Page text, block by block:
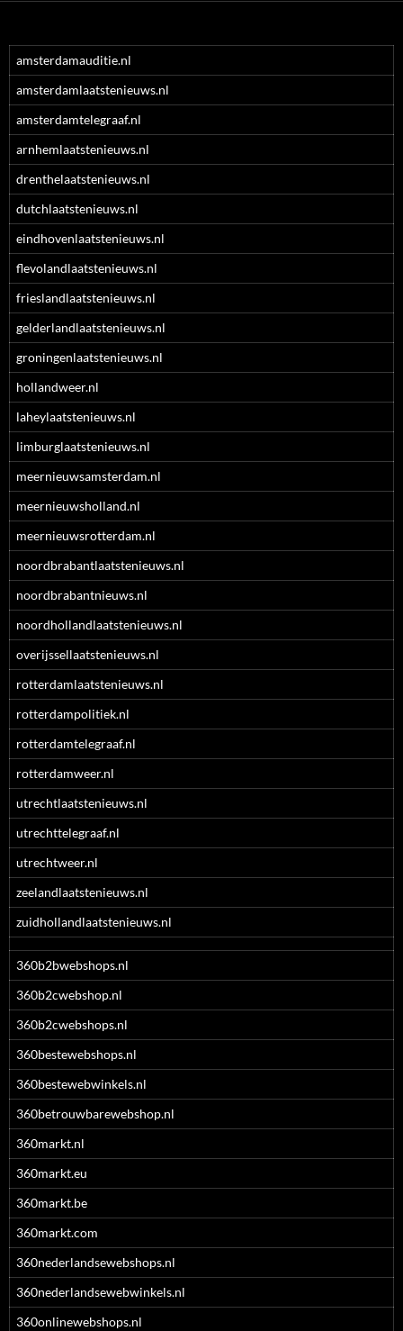
amsterdamauditie.nl
amsterdamlaatstenieuws.nl
amsterdamtelegraaf.nl
arnhemlaatstenieuws.nl
drenthelaatstenieuws.nl
dutchlaatstenieuws.nl
eindhovenlaatstenieuws.nl
flevolandlaatstenieuws.nl
frieslandlaatstenieuws.nl
gelderlandlaatstenieuws.nl
groningenlaatstenieuws.nl
hollandweer.nl
laheylaatstenieuws.nl
limburglaatstenieuws.nl
meernieuwsamsterdam.nl
meernieuwsholland.nl
meernieuwsrotterdam.nl
noordbrabantlaatstenieuws.nl
noordbrabantnieuws.nl
noordhollandlaatstenieuws.nl
overijssellaatstenieuws.nl
rotterdamlaatstenieuws.nl
rotterdampolitiek.nl
rotterdamtelegraaf.nl
rotterdamweer.nl
utrechtlaatstenieuws.nl
utrechttelegraaf.nl
utrechtweer.nl
zeelandlaatstenieuws.nl
zuidhollandlaatstenieuws.nl
360b2bwebshops.nl
360b2cwebshop.nl
360b2cwebshops.nl
360bestewebshops.nl
360bestewebwinkels.nl
360betrouwbarewebshop.nl
360markt.nl
360markt.eu
360markt.be
360markt.com
360nederlandsewebshops.nl
360nederlandsewebwinkels.nl
360onlinewebshops.nl